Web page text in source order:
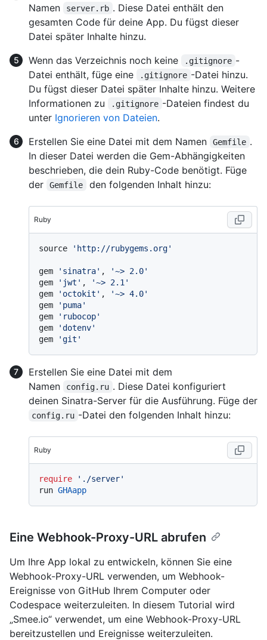
Namen
server.rb . Diese Datei enthält den
gesamten Code für deine App. Du fügst dieser
Datei später Inhalte hinzu.
Wenn das Verzeichnis noch keine
.gitignore -
Datei enthält, füge eine
.gitignore -Datei hinzu.
Du fügst dieser Datei später Inhalte hinzu. Weitere
Informationen zu
.gitignore -Dateien findest du
unter Ignorieren von Dateien.
Erstellen Sie eine Datei mit dem Namen
Gemfile .
In dieser Datei werden die Gem-Abhängigkeiten
beschrieben, die dein Ruby-Code benötigt. Füge
der
Gemfile den folgenden Inhalt hinzu:
Ruby
source 'http://rubygems.org'
gem 'sinatra' ,
'~> 2.0'
gem
'jwt' ,
'~> 2.1'
gem
'octokit' ,
'~> 4.0'
gem
'puma'
gem
'rubocop'
gem
'dotenv'
gem
'git'
Erstellen Sie eine Datei mit dem
Namen
config.ru . Diese Datei konfiguriert
deinen Sinatra-Server für die Ausführung. Füge der
config.ru -Datei den folgenden Inhalt hinzu:
Ruby
require
'./server'
run GHAapp
Eine Webhook-Proxy-URL abrufen
Um Ihre App lokal zu entwickeln, können Sie eine
Webhook-Proxy-URL verwenden, um Webhook-
Ereignisse von GitHub Ihrem Computer oder
Codespace weiterzuleiten. In diesem Tutorial wird
„Smee.io“ verwendet, um eine Webhook-Proxy-URL
bereitzustellen und Ereignisse weiterzuleiten.